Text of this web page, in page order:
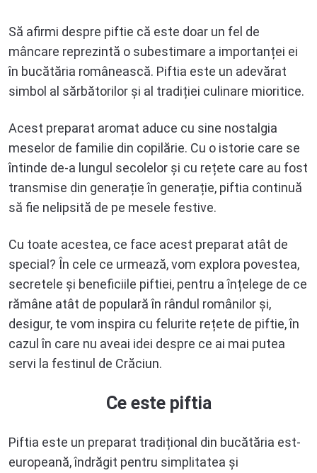
Să afirmi despre piftie că este doar un fel de
mâncare reprezintă o subestimare a importanței ei
în bucătăria românească. Piftia este un adevărat
simbol al sărbătorilor și al tradiției culinare mioritice.
Acest preparat aromat aduce cu sine nostalgia
meselor de familie din copilărie. Cu o istorie care se
întinde de-a lungul secolelor și cu rețete care au fost
transmise din generație în generație, piftia continuă
să fie nelipsită de pe mesele festive.
Cu toate acestea, ce face acest preparat atât de
special? În cele ce urmează, vom explora povestea,
secretele și beneficiile piftiei, pentru a înțelege de ce
rămâne atât de populară în rândul românilor și,
desigur, te vom inspira cu felurite rețete de piftie, în
cazul în care nu aveai idei despre ce ai mai putea
servi la festinul de Crăciun.
Ce este piftia
Piftia este un preparat tradițional din bucătăria est-
europeană, îndrăgit pentru simplitatea și